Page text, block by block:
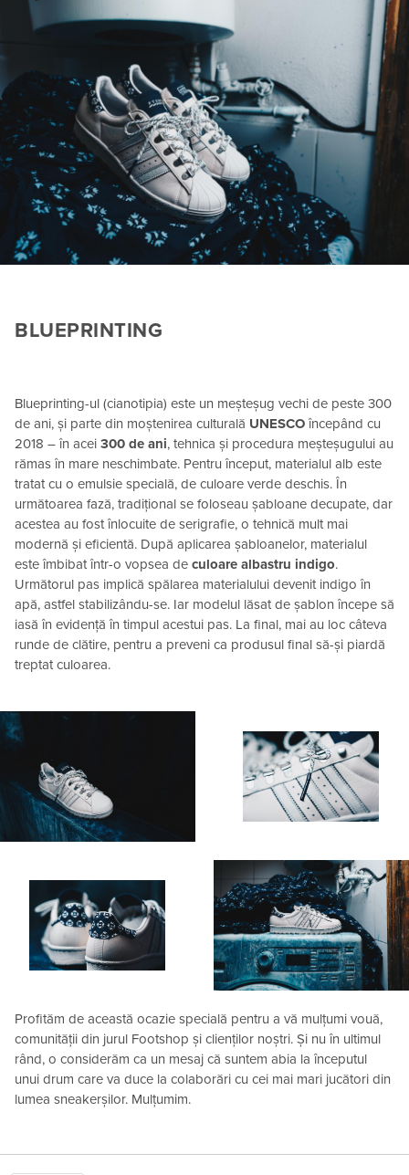
BLUEPRINTING
Blueprinting-ul (cianotipia) este un meșteșug vechi de peste 300
de ani, și parte din moștenirea culturală UNESCO începând cu
2018 – în acei 300 de ani, tehnica și procedura meșteșugului au
rămas în mare neschimbate. Pentru început, materialul alb este
tratat cu o emulsie specială, de culoare verde deschis. În
următoarea fază, tradițional se foloseau șabloane decupate, dar
acestea au fost înlocuite de serigrafie, o tehnică mult mai
modernă și eficientă. După aplicarea șabloanelor, materialul
este îmbibat într-o vopsea de culoare albastru indigo.
Următorul pas implică spălarea materialului devenit indigo în
apă, astfel stabilizându-se. Iar modelul lăsat de șablon începe să
iasă în evidență în timpul acestui pas. La final, mai au loc câteva
runde de clătire, pentru a preveni ca produsul final să-și piardă
treptat culoarea.
Profităm de această ocazie specială pentru a vă mulțumi vouă,
comunității din jurul Footshop și clienților noștri. Și nu în ultimul
rând, o considerăm ca un mesaj că suntem abia la începutul
unui drum care va duce la colaborări cu cei mai mari jucători din
lumea sneakerșilor. Mulțumim.